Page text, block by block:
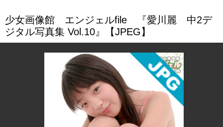
少女画像館 エンジェルfile 『愛川麗 中2デ
ジタル写真集 Vol.10』【JPEG】